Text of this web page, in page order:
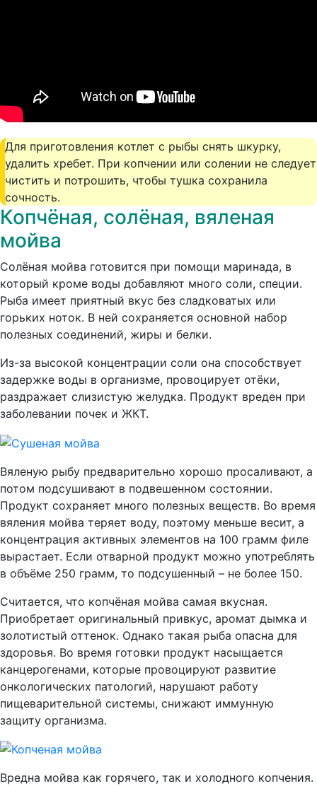
Для приготовления котлет с рыбы снять шкурку,
удалить хребет. При копчении или солении не следует
чистить и потрошить, чтобы тушка сохранила
сочность.
Копчёная, солёная, вяленая
мойва
Солёная мойва готовится при помощи маринада, в
который кроме воды добавляют много соли, специи.
Рыба имеет приятный вкус без сладковатых или
горьких ноток. В ней сохраняется основной набор
полезных соединений, жиры и белки.
Из-за высокой концентрации соли она способствует
задержке воды в организме, провоцирует отёки,
раздражает слизистую желудка. Продукт вреден при
заболевании почек и ЖКТ.
Вяленую рыбу предварительно хорошо просаливают, а
потом подсушивают в подвешенном состоянии.
Продукт сохраняет много полезных веществ. Во время
вяления мойва теряет воду, поэтому меньше весит, а
концентрация активных элементов на 100 грамм филе
вырастает. Если отварной продукт можно употреблять
в объёме 250 грамм, то подсушенный – не более 150.
Считается, что копчёная мойва самая вкусная.
Приобретает оригинальный привкус, аромат дымка и
золотистый оттенок. Однако такая рыба опасна для
здоровья. Во время готовки продукт насыщается
канцерогенами, которые провоцируют развитие
онкологических патологий, нарушают работу
пищеварительной системы, снижают иммунную
защиту организма.
Вредна мойва как горячего, так и холодного копчения.